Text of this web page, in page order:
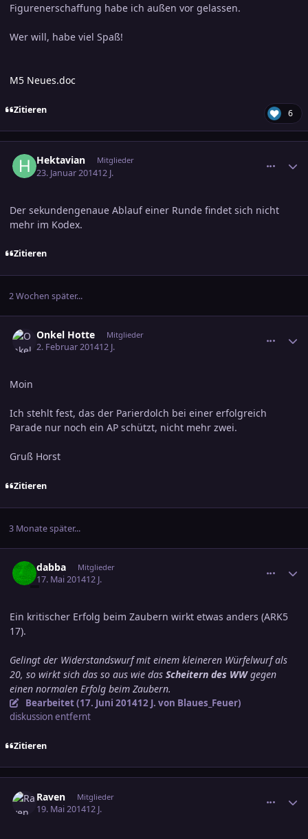
Figurenerschaffung habe ich außen vor gelassen.
Wer will, habe viel Spaß!
M5 Neues.doc
Zitieren 6
Hektavian Mitglieder
23. Januar 201412 J.
Der sekundengenaue Ablauf einer Runde findet sich nicht
mehr im Kodex.
Zitieren
2 Wochen später...
Onkel Hotte Mitglieder
2. Februar 201412 J.
Moin
Ich stehlt fest, das der Parierdolch bei einer erfolgreich
Parade nur noch ein AP schützt, nicht mehr zwei.
Gruß Horst
Zitieren
3 Monate später...
dabba Mitglieder
17. Mai 201412 J.
Ein kritischer Erfolg beim Zaubern wirkt etwas anders (ARK5
17).
Gelingt der Widerstandswurf mit einem kleineren Würfelwurf als
20, so wirkt sich das so aus wie das Scheitern des WWgegen
einen normalen Erfolg beim Zaubern.
Bearbeitet (17. Juni 201412 J. von Blaues_Feuer)
diskussion entfernt
Zitieren
Raven Mitglieder
19. Mai 201412 J.